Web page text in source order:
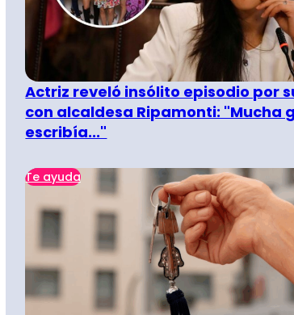
Actriz reveló insólito episodio por
con alcaldesa Ripamonti: "Mucha
escribía..."
Te ayuda